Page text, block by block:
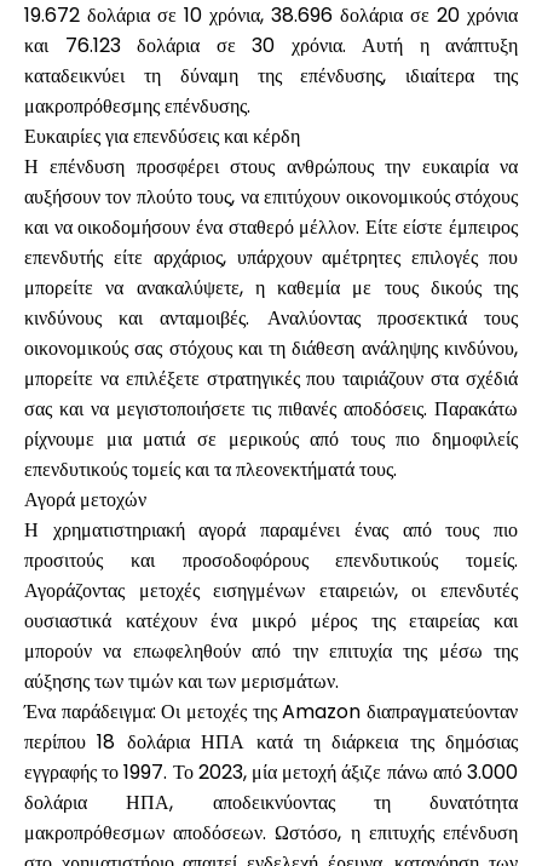
Ο λογαριασμός μου
Λάβετε χρηματοδότηση
ask@scrambleup.com
+372 712 2955
19.672 δολάρια σε 10 χρόνια, 38.696 δολάρια σε 20 χρόνια
και 76.123 δολάρια σε 30 χρόνια. Αυτή η ανάπτυξη
καταδεικνύει τη δύναμη της επένδυσης, ιδιαίτερα της
μακροπρόθεσμης επένδυσης.
Ευκαιρίες για επενδύσεις και κέρδη
Η επένδυση προσφέρει στους ανθρώπους την ευκαιρία να
αυξήσουν τον πλούτο τους, να επιτύχουν οικονομικούς στόχους
και να οικοδομήσουν ένα σταθερό μέλλον. Είτε είστε έμπειρος
επενδυτής είτε αρχάριος, υπάρχουν αμέτρητες επιλογές που
μπορείτε να ανακαλύψετε, η καθεμία με τους δικούς της
κινδύνους και ανταμοιβές. Αναλύοντας προσεκτικά τους
οικονομικούς σας στόχους και τη διάθεση ανάληψης κινδύνου,
μπορείτε να επιλέξετε στρατηγικές που ταιριάζουν στα σχέδιά
σας και να μεγιστοποιήσετε τις πιθανές αποδόσεις. Παρακάτω
ρίχνουμε μια ματιά σε μερικούς από τους πιο δημοφιλείς
επενδυτικούς τομείς και τα πλεονεκτήματά τους.
Αγορά μετοχών
Η χρηματιστηριακή αγορά παραμένει ένας από τους πιο
προσιτούς και προσοδοφόρους επενδυτικούς τομείς.
Αγοράζοντας μετοχές εισηγμένων εταιρειών, οι επενδυτές
ουσιαστικά κατέχουν ένα μικρό μέρος της εταιρείας και
μπορούν να επωφεληθούν από την επιτυχία της μέσω της
αύξησης των τιμών και των μερισμάτων.
Ένα παράδειγμα: Οι μετοχές της Amazon διαπραγματεύονταν
περίπου 18 δολάρια ΗΠΑ κατά τη διάρκεια της δημόσιας
εγγραφής το 1997. Το 2023, μία μετοχή άξιζε πάνω από 3.000
δολάρια ΗΠΑ, αποδεικνύοντας τη δυνατότητα
μακροπρόθεσμων αποδόσεων. Ωστόσο, η επιτυχής επένδυση